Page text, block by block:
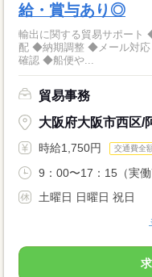
給・賞与あり◎
輸出に関する貿易サポート ◆自社海外拠点との受発注業務、輸出手
配 ◆納期調整 ◆メール対応
確認 ◆船便や...
貿易事務
大阪府大阪市西区/
時給1,750円 交通費全
9：00〜17：15（実
土曜日 日曜日 祝日